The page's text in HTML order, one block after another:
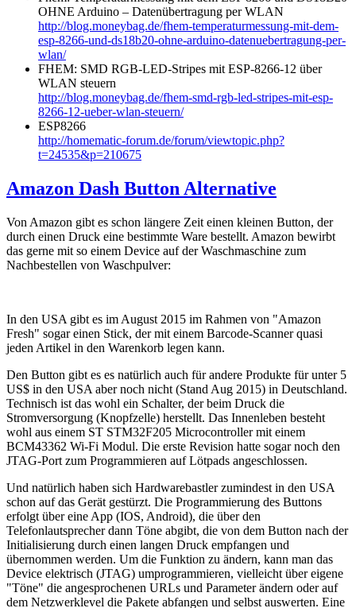
OHNE Arduino – Datenübertragung per WLAN
http://blog.moneybag.de/fhem-temperaturmessung-mit-dem-
esp-8266-und-ds18b20-ohne-arduino-datenuebertragung-per-
wlan/
FHEM: SMD RGB-LED-Stripes mit ESP-8266-12 über
WLAN steuern
http://blog.moneybag.de/fhem-smd-rgb-led-stripes-mit-esp-
8266-12-ueber-wlan-steuern/
ESP8266
http://homematic-forum.de/forum/viewtopic.php?
t=24535&p=210675
Amazon Dash Button Alternative
Von Amazon gibt es schon längere Zeit einen kleinen Button, der
durch einen Druck eine bestimmte Ware bestellt. Amazon bewirbt
das gerne mit so einem Device auf der Waschmaschine zum
Nachbestellen von Waschpulver:
In den USA gibt es im August 2015 im Rahmen von "Amazon
Fresh" sogar einen Stick, der mit einem Barcode-Scanner quasi
jeden Artikel in den Warenkorb legen kann.
Den Button gibt es es natürlich auch für andere Produkte für unter 5
US$ in den USA aber noch nicht (Stand Aug 2015) in Deutschland.
Technisch ist das wohl ein Schalter, der beim Druck die
Stromversorgung (Knopfzelle) herstellt. Das Innenleben besteht
wohl aus einem ST STM32F205 Microcontroller mit einem
BCM43362 Wi-Fi Modul. Die erste Revision hatte sogar noch den
JTAG-Port zum Programmieren auf Lötpads angeschlossen.
Und natürlich haben sich Hardwarebastler zumindest in den USA
schon auf das Gerät gestürzt. Die Programmierung des Buttons
erfolgt über eine App (IOS, Android), die über den
Telefonlautsprecher dann Töne abgibt, die von dem Button nach der
Initialisierung durch einen langen Druck empfangen und
übernommen werden. Um die Funktion zu ändern, kann man das
Device elektrisch (JTAG) umprogrammieren, vielleicht über eigene
"Töne" die angesprochenen URLs und Parameter ändern oder auf
dem Netzwerklevel die Pakete abfangen und selbst auswerten. Eine